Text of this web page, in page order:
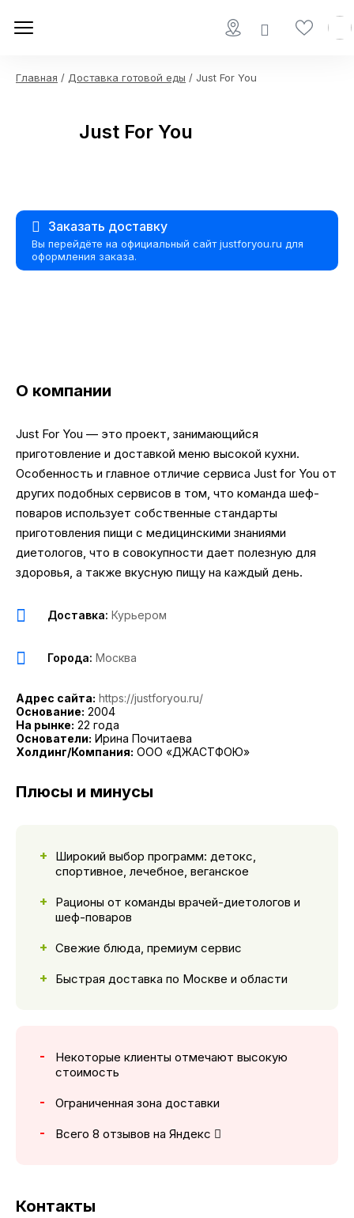
Главная / Доставка готовой еды / Just For You
Just For You
Заказать доставку
Вы перейдёте на официальный сайт justforyou.ru для
оформления заказа.
О компании
Just For You — это проект, занимающийся
приготовление и доставкой меню высокой кухни.
Особенность и главное отличие сервиса Just for You от
других подобных сервисов в том, что команда шеф-
поваров использует собственные стандарты
приготовления пищи с медицинскими знаниями
диетологов, что в совокупности дает полезную для
здоровья, а также вкусную пищу на каждый день.
Доставка: Курьером
Города: Москва
Адрес сайта: https://justforyou.ru/
Основание: 2004
На рынке: 22 года
Основатели: Ирина Почитаева
Холдинг/Компания: ООО «ДЖАСТФОЮ»
Плюсы и минусы
Широкий выбор программ: детокс,
спортивное, лечебное, веганское
Рационы от команды врачей-диетологов и
шеф-поваров
Свежие блюда, премиум сервис
Быстрая доставка по Москве и области
Некоторые клиенты отмечают высокую
стоимость
Ограниченная зона доставки
Всего 8 отзывов на Яндекс
Контакты